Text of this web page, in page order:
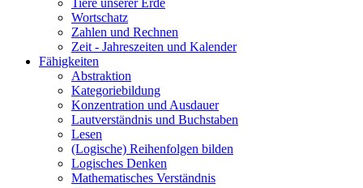
Tiere unserer Erde
Wortschatz
Zahlen und Rechnen
Zeit - Jahreszeiten und Kalender
Fähigkeiten
Abstraktion
Kategoriebildung
Konzentration und Ausdauer
Lautverständnis und Buchstaben
Lesen
(Logische) Reihenfolgen bilden
Logisches Denken
Mathematisches Verständnis